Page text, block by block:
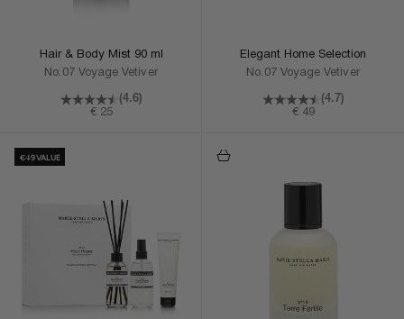
Hair & Body Mist 90 ml
No.07 Voyage Vetiver
(4.6)
Aanbiedingsprijs
€ 25
Elegant Home Selection
No.07 Voyage Vetiver
(4.7)
Aanbiedingsprijs
€ 49
€49 VALUE
In Winkelmand In Winkelmand